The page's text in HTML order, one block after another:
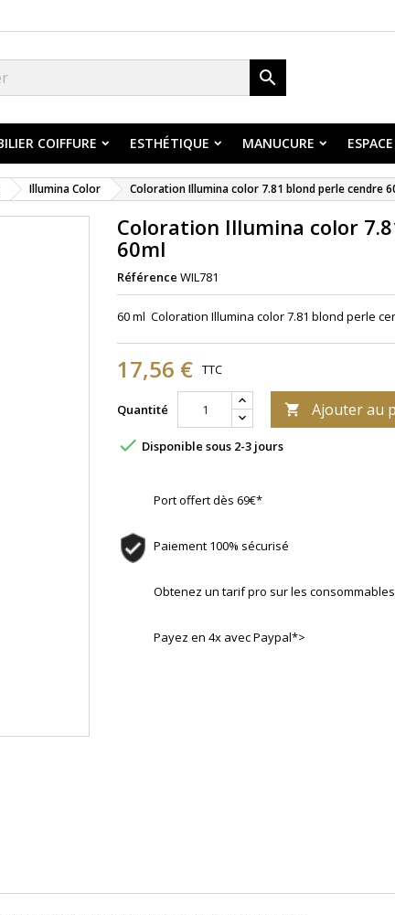

COIFFURE ESTHÉTIQUE MANUCURE
Illumina Color Coloration Illumina color 7.81 blond perle cendre
Coloration Illumina color
60ml
Référence WIL781
60 ml Coloration Illumina color 7.81 blond perle
17,56 € TTC
Quantité  Ajouter au
 Disponible sous 2-3 jours
Port offert dès 69€*
Paiement 100% sécurisé
Obtenez un tarif pro sur les
Payez en 4x avec Paypal*>